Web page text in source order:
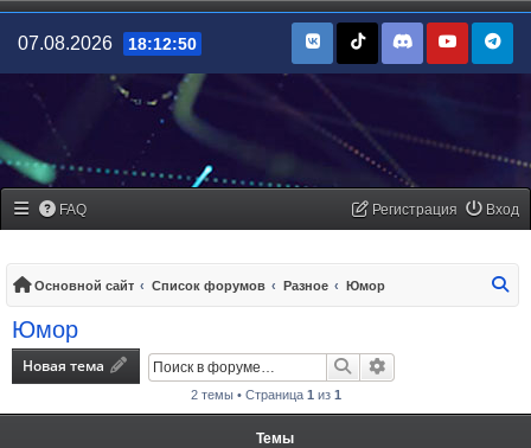
07.08.2026 18:12:50
FAQ Вход
Регистрация
Основной сайт Список форумов Разное Юмор
Юмор
Новая тема Поиск
2 темы • Страница 1 из 1
Темы